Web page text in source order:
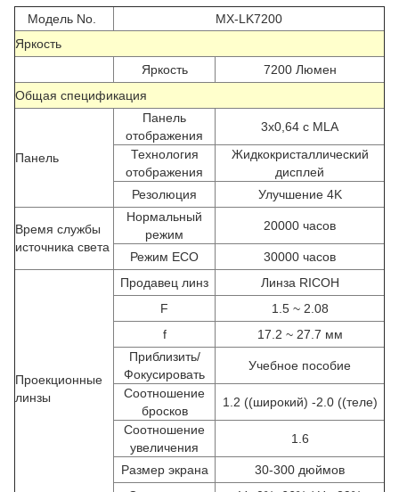
Модель No.
MX-LK7200
Яркость
Яркость
7200 Люмен
Общая спецификация
Панель
Панель
отображения
3x0,64 с MLA
Технология
отображения
Жидкокристаллический
дисплей
Резолюция
Улучшение 4K
Время службы
источника света
Нормальный
режим
20000 часов
Режим ECO 30000 часов
Проекционные
линзы
Продавец линз
Линза RICOH
F
1.5 ~ 2.08
f
17.2 ~ 27.7 мм
Приблизить/
Фокусировать
Учебное пособие
Соотношение
бросков
1.2 ((широкий) -2.0 ((теле)
Соотношение
увеличения
1.6
Размер экрана
30-300 дюймов